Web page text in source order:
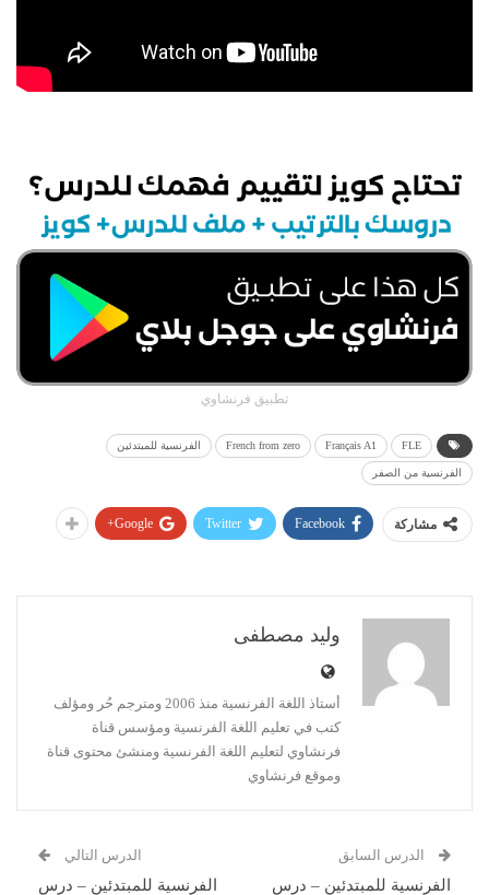
تطبيق فرنشاوي
FLE
Français A1
French from zero الفرنسية للمبتدئين
الفرنسية من الصفر
مشاركة Facebook
Twitter
Google+
وليد مصطفى
أستاذ اللغة الفرنسية منذ 2006 ومترجم حُر ومؤلف
كتب في تعليم اللغة الفرنسية ومؤسس قناة
فرنشاوي لتعليم اللغة الفرنسية ومنشئ محتوى قناة
وموقع فرنشاوي
الدرس السابق
الفرنسية للمبتدئين – درس
الدرس التالي
الفرنسية للمبتدئين – درس